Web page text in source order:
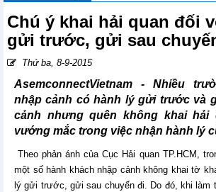
Chú ý khai hải quan đối
gửi trước, gửi sau
Thứ ba, 8-9-2015
AsemconnectVietnam - Nhiều
nhập cảnh có hành lý gửi trước và
cảnh nhưng quên không khai hải
vướng mắc trong việc nhận hành lý
Theo phản ánh của Cục Hải quan TP.HCM,
một số hành khách nhập cảnh không khai tờ
lý gửi trước, gửi sau chuyến đi. Do đó, khi làm